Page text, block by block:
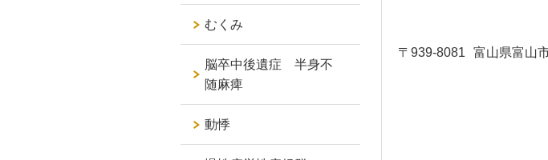
〒939-8081 富山県富山
むくみ
脳卒中後遺症 半身不
随麻痺
動悸